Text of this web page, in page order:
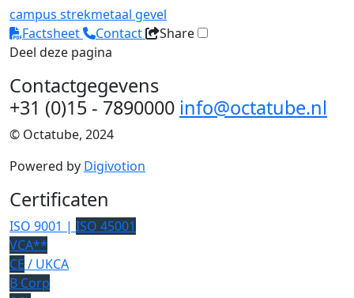
campus strekmetaal gevel
Factsheet
Contact
Share
Deel deze pagina
Contactgegevens
+31 (0)15 - 7890000 info@octatube.nl
© Octatube, 2024
Powered by Digivotion
Certificaten
ISO 9001 | ISO 45001
VCA**
CE / UKCA
B Corp